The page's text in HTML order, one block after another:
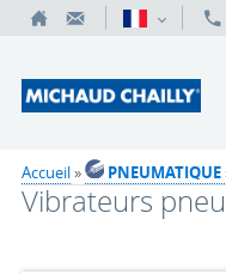
Accueil» PNEUMATIQUE
Vibrateurs